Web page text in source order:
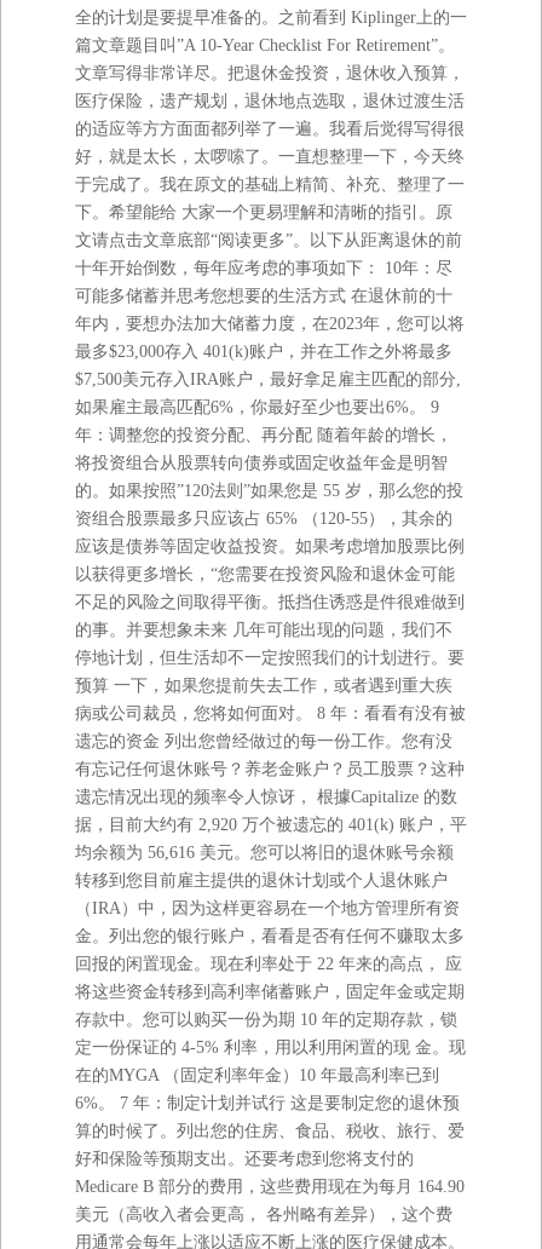
全的计划是要提早准备的。之前看到 Kiplinger上的⼀
篇⽂章题⽬叫”A 10-Year Checklist For Retirement”。
⽂章写得⾮常详尽。把退休⾦投资，退休收⼊预算，
医疗保险，遗产规划，退休地点选取，退休过渡⽣活
的适应等⽅⽅⾯⾯都列举了⼀遍。我看后觉得写得很
好，就是太⻓，太啰嗦了。⼀直想整理⼀下，今天终
于完成了。我在原⽂的基础上精简、补充、整理了⼀
下。希望能给 ⼤家⼀个更易理解和清晰的指引。原
⽂请点击⽂章底部“阅读更多”。以下从距离退休的前
⼗年开始倒数，每年应考虑的事项如下： 10年：尽
可能多储蓄并思考您想要的⽣活⽅式 在退休前的⼗
年内，要想办法加⼤储蓄⼒度，在2023年，您可以将
最多$23,000存⼊ 401(k)账户，并在⼯作之外将最多
$7,500美元存⼊IRA账户，最好拿⾜雇主匹配的部分,
如果雇主最⾼匹配6%，你最好⾄少也要出6%。 9
年：调整您的投资分配、再分配 随着年龄的增⻓，
将投资组合从股票转向债券或固定收益年⾦是明智
的。如果按照”120法则”如果您是 55 岁，那么您的投
资组合股票最多只应该占 65% （120-55），其余的
应该是债券等固定收益投资。如果考虑增加股票⽐例
以获得更多增⻓，“您需要在投资⻛险和退休⾦可能
不⾜的⻛险之间取得平衡。抵挡住诱惑是件很难做到
的事。并要想象未来 ⼏年可能出现的问题，我们不
停地计划，但⽣活却不⼀定按照我们的计划进⾏。要
预算 ⼀下，如果您提前失去⼯作，或者遇到重⼤疾
病或公司裁员，您将如何⾯对。 8 年：看看有没有被
遗忘的资⾦ 列出您曾经做过的每⼀份⼯作。您有没
有忘记任何退休账号？养⽼⾦账户？员⼯股票？这种
遗忘情况出现的频率令⼈惊讶， 根據Capitalize 的数
据，⽬前⼤约有 2,920 万个被遗忘的 401(k) 账户，平
均余额为 56,616 美元。您可以将旧的退休账号余额
转移到您⽬前雇主提供的退休计划或个⼈退休账户
（IRA）中，因为这样更容易在⼀个地⽅管理所有资
⾦。列出您的银⾏账户，看看是否有任何不赚取太多
回报的闲置现⾦。现在利率处于 22 年来的⾼点， 应
将这些资⾦转移到⾼利率储蓄账户，固定年⾦或定期
存款中。您可以购买⼀份为期 10 年的定期存款，锁
定⼀份保证的 4-5% 利率，⽤以利⽤闲置的现 ⾦。现
在的MYGA （固定利率年⾦）10 年最⾼利率已到
6%。 7 年：制定计划并试⾏ 这是要制定您的退休预
算的时候了。列出您的住房、⻝品、税收、旅⾏、爱
好和保险等预期⽀出。还要考虑到您将⽀付的
Medicare B 部分的费⽤，这些费⽤现在为每⽉ 164.90
美元（⾼收⼊者会更⾼， 各州略有差异），这个费
⽤通常会每年上涨以适应不断上涨的医疗保健成本。